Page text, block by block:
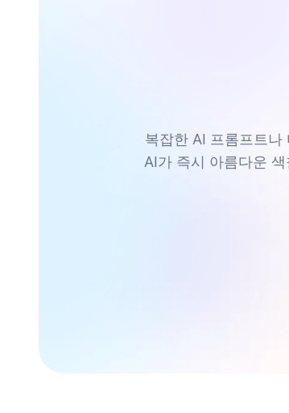
복잡한 AI 프롬프트
AI가 즉시 아름다운